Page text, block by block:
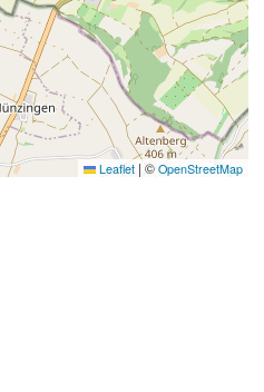
Leaflet | © OpenStreetMap